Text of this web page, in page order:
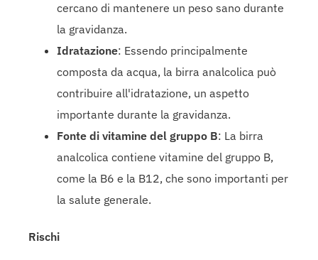
cercano di mantenere un peso sano durante
la gravidanza.
Idratazione: Essendo principalmente
composta da acqua, la birra analcolica può
contribuire all'idratazione, un aspetto
importante durante la gravidanza.
Fonte di vitamine del gruppo B: La birra
analcolica contiene vitamine del gruppo B,
come la B6 e la B12, che sono importanti per
la salute generale.
Rischi